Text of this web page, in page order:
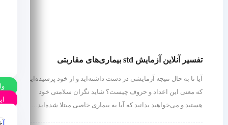
تفسیر آنلاین آزمایش std بیماری‌های مقاربتی
آیا تا به حال نتیجه آزمایشی در دست داشته‌اید و از خود پرسیده‌اید
که معنی این اعداد و حروف چیست؟ شاید نگران سلامتی خود
هستید و می‌خواهید بدانید که آیا به بیماری خاصی مبتلا شده‌اید…